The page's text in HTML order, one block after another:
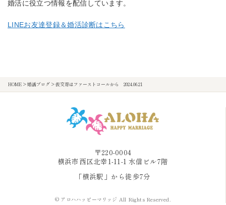
婚活に役立つ情報を配信しています。
LINEお友達登録＆婚活診断はこちら
HOME>婚活ブログ>仮交際はファーストコールから 2024.06.21
〒220-0004
横浜市西区北幸1-11-1 水信ビル7階
「横浜駅」から徒歩7分
© アロハハッピーマリッジ All Rights Reserved.